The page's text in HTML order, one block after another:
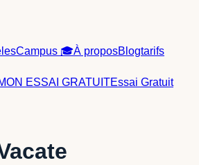
Campus 🎓À proposBlogtarifs
ESSAI GRATUITEssai Gratuit